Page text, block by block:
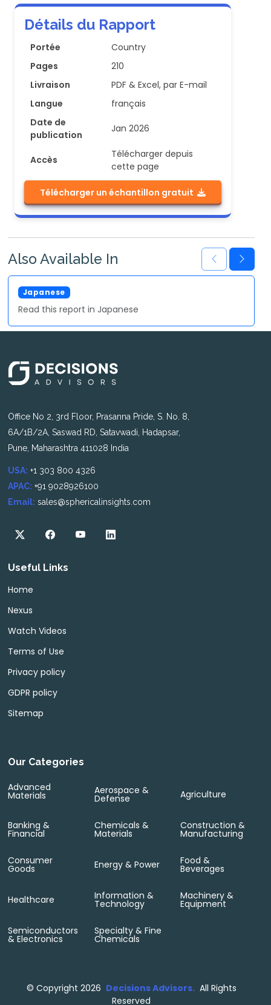
Détails du Rapport
Portée
Country
Pages
210
Livraison
PDF & Excel, par E-mail
Langue
français
Date de
publication
Jan 2026
Accès
Télécharger depuis
cette page
Télécharger un échantillon gratuit
Also Available In
Japanese
Read this report in Japanese
Office No 2, 3rd Floor, Prasanna Pride, S. No. 8,
6A/1B/2A, Saswad RD, Satavwadi, Hadapsar,
Pune, Maharashtra 411028 India
USA: +1 303 800 4326
APAC: +91 9028926100
Email: sales@sphericalinsights.com
Useful Links
Home
Nexus
Watch Videos
Terms of Use
Privacy policy
GDPR policy
Sitemap
Our Categories
Advanced
Materials Aerospace &
Defense Agriculture
Banking &
Financial
Chemicals &
Materials
Construction &
Manufacturing
Consumer
Goods Energy & Power Food &
Beverages
Healthcare Information &
Technology
Machinery &
Equipment
Semiconductors
& Electronics
Specialty & Fine
Chemicals
© Copyright 2026 Decisions Advisors. All Rights
Reserved